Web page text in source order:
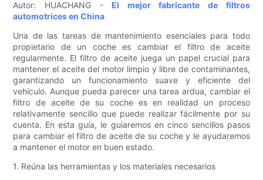
Autor: HUACHANG - El mejor fabricante de filtros
automotrices en China
Una de las tareas de mantenimiento esenciales para todo
propietario de un coche es cambiar el filtro de aceite
regularmente. El filtro de aceite juega un papel crucial para
mantener el aceite del motor limpio y libre de contaminantes,
garantizando un funcionamiento suave y eficiente del
vehículo. Aunque pueda parecer una tarea ardua, cambiar el
filtro de aceite de su coche es en realidad un proceso
relativamente sencillo que puede realizar fácilmente por su
cuenta. En esta guía, le guiaremos en cinco sencillos pasos
para cambiar el filtro de aceite de su coche y le ayudaremos
a mantener el motor en buen estado.
1. Reúna las herramientas y los materiales necesarios